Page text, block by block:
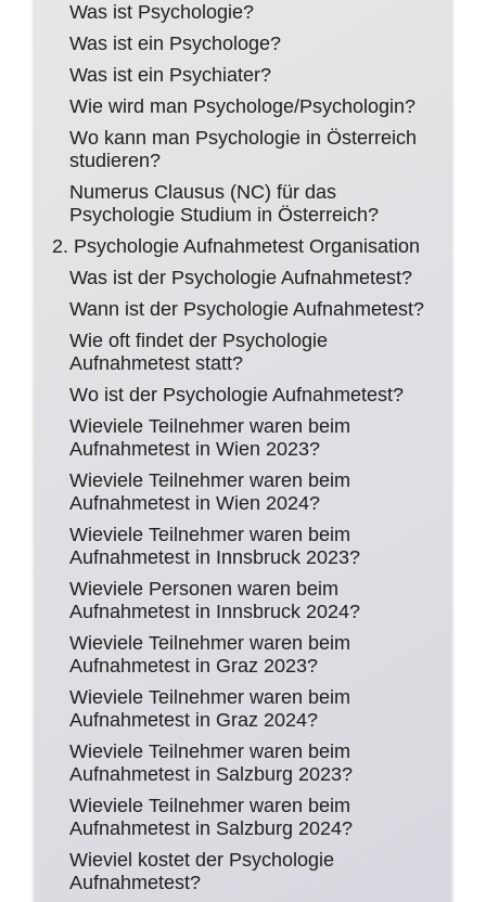
Was ist Psychologie?
Was ist ein Psychologe?
Was ist ein Psychiater?
Wie wird man Psychologe/Psychologin?
Wo kann man Psychologie in Österreich
studieren?
Numerus Clausus (NC) für das
Psychologie Studium in Österreich?
2. Psychologie Aufnahmetest Organisation
Was ist der Psychologie Aufnahmetest?
Wann ist der Psychologie Aufnahmetest?
Wie oft findet der Psychologie
Aufnahmetest statt?
Wo ist der Psychologie Aufnahmetest?
Wieviele Teilnehmer waren beim
Aufnahmetest in Wien 2023?
Wieviele Teilnehmer waren beim
Aufnahmetest in Wien 2024?
Wieviele Teilnehmer waren beim
Aufnahmetest in Innsbruck 2023?
Wieviele Personen waren beim
Aufnahmetest in Innsbruck 2024?
Wieviele Teilnehmer waren beim
Aufnahmetest in Graz 2023?
Wieviele Teilnehmer waren beim
Aufnahmetest in Graz 2024?
Wieviele Teilnehmer waren beim
Aufnahmetest in Salzburg 2023?
Wieviele Teilnehmer waren beim
Aufnahmetest in Salzburg 2024?
Wieviel kostet der Psychologie
Aufnahmetest?